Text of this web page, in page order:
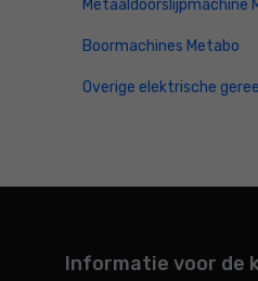
Metaaldoorslijpmachine
Boormachines Metabo
Overige elektrische
Informatie voor de